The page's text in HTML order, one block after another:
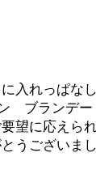
入れっぱな
ン ブランデ
望に応えら
うございま